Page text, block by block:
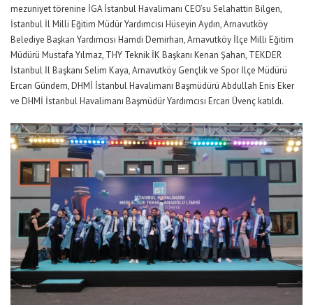
mezuniyet törenine İGA İstanbul Havalimanı CEO’su Selahattin Bilgen,
İstanbul İl Milli Eğitim Müdür Yardımcısı Hüseyin Aydın,Arnavutköy
Belediye Başkan Yardımcısı Hamdi Demirhan, Arnavutköy İlçe Milli Eğitim
Müdürü Mustafa Yılmaz, THY Teknik İK Başkanı Kenan Şahan, TEKDER
İstanbul İl Başkanı Selim Kaya, Arnavutköy Gençlik ve Spor İlçe Müdürü
Ercan Gündem,DHMİ İstanbul Havalimanı Başmüdürü Abdullah Enis Eker
ve DHMİ İstanbul Havalimanı BaşmüdürYardımcısı Ercan Üvençkatıldı.